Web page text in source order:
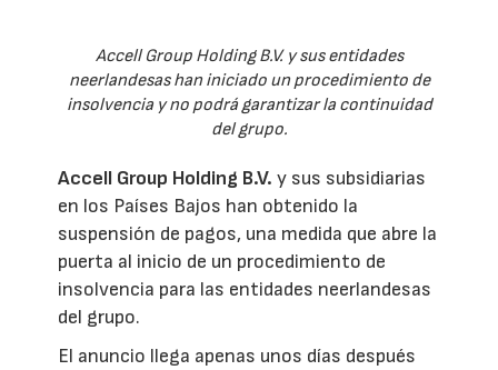
Accell Group Holding B.V. y sus entidades
neerlandesas han iniciado un procedimiento de
insolvencia y no podrá garantizar la continuidad
del grupo.
Accell Group Holding B.V. y sus subsidiarias
en los Países Bajos han obtenido la
suspensión de pagos, una medida que abre la
puerta al inicio de un procedimiento de
insolvencia para las entidades neerlandesas
del grupo.
El anuncio llega apenas unos días después